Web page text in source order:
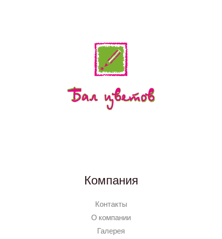
Компания
Контакты
О компании
Галерея